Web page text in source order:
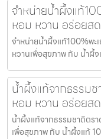
จำหน่ายน้ำผึ้งแท้
หอม หวาน อร่อยส
จำหน่ายน้ำผึ้งแท้100%พะ
หวานเพื่อสุขภาพ กับ น้ำผึ้
น้ำผึ้งแท้จากธรรม
หอม หวาน อร่อยส
น้ำผึ้งแท้จากธรรมชาติตร
เพื่อสุขภาพ กับ น้ำผึ้งแท้